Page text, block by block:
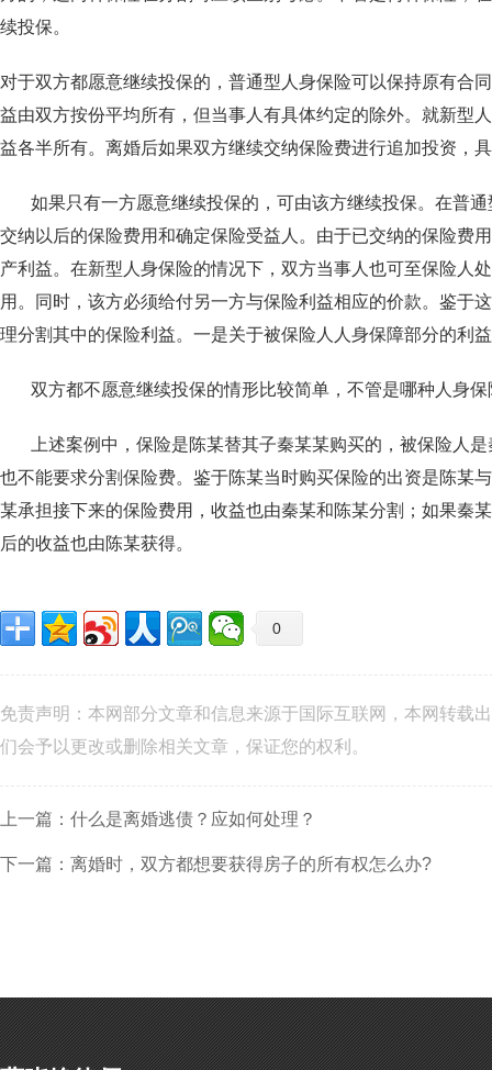
续投保。
对于双方都愿意继续投保的，普通型人身保险可以保持原有合
益由双方按份平均所有，但当事人有具体约定的除外。就新型
益各半所有。离婚后如果双方继续交纳保险费进行追加投资，
如果只有一方愿意继续投保的，可由该方继续投保。在普通
交纳以后的保险费用和确定保险受益人。由于已交纳的保险费
产利益。在新型人身保险的情况下，双方当事人也可至保险人
用。同时，该方必须给付另一方与保险利益相应的价款。鉴于
理分割其中的保险利益。一是关于被保险人人身保障部分的利
双方都不愿意继续投保的情形比较简单，不管是哪种人身保
上述案例中，保险是陈某替其子秦某某购买的，被保险人是
也不能要求分割保险费。鉴于陈某当时购买保险的出资是陈某
某承担接下来的保险费用，收益也由秦某和陈某分割；如果秦
后的收益也由陈某获得。
0
免责声明：本网部分文章和信息来源于国际互联网，本网转载
们会予以更改或删除相关文章，保证您的权利。
上一篇：什么是离婚逃债？应如何处理？
下一篇：离婚时，双方都想要获得房子的所有权怎么办?